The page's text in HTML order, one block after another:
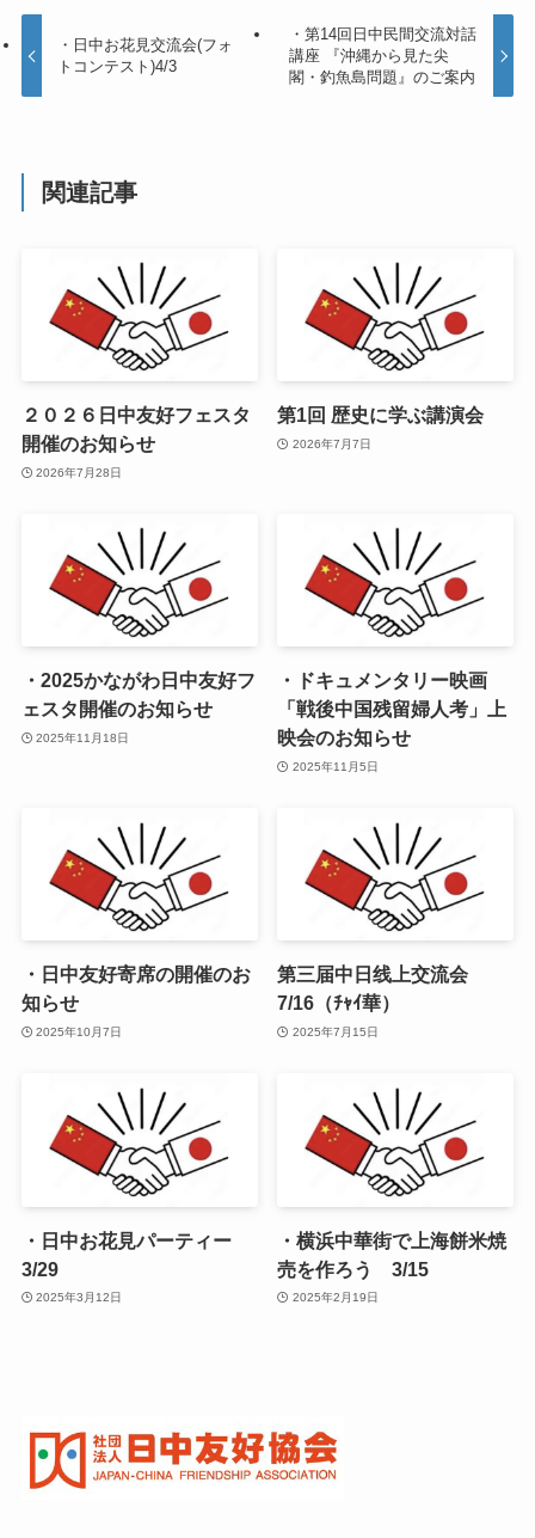
・日中お花見交流会(フォ
トコンテスト)4/3
・第14回日中民間交流対話
講座 『沖縄から見た尖
閣・釣魚島問題』のご案内
関連記事
２０２６日中友好フェスタ
開催のお知らせ
2026年7月28日
第1回 歴史に学ぶ講演会
2026年7月7日
・2025かながわ日中友好フ
ェスタ開催のお知らせ
2025年11月18日
・ドキュメンタリー映画
「戦後中国残留婦人考」上
映会のお知らせ
2025年11月5日
・日中友好寄席の開催のお
知らせ
2025年10月7日
第三届中日线上交流会
7/16（ﾁｬｲ華）
2025年7月15日
・日中お花見パーティー
3/29
2025年3月12日
・横浜中華街で上海餅米焼
売を作ろう 3/15
2025年2月19日